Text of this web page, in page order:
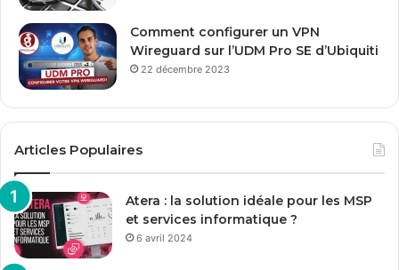
Comment configurer un VPN
Wireguard sur l’UDM Pro SE d’Ubiquiti
22 décembre 2023
Articles Populaires
Atera : la solution idéale pour les MSP
et services informatique ?
6 avril 2024